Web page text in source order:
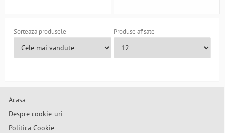
Sorteaza produsele Produse afisate
Acasa
Despre cookie-uri
Politica Cookie